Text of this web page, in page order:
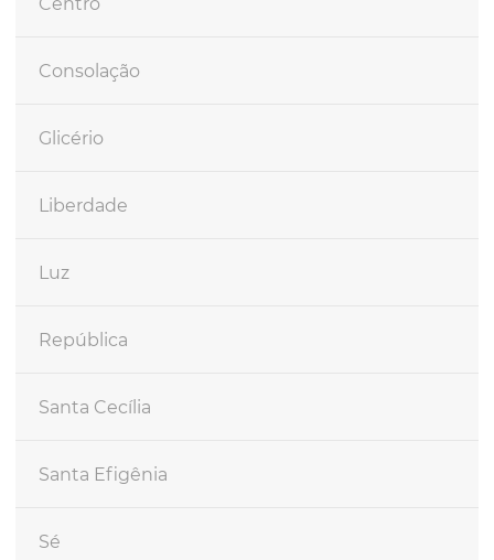
Consolação
Glicério
Liberdade
Luz
República
Santa Cecília
Santa Efigênia
Sé